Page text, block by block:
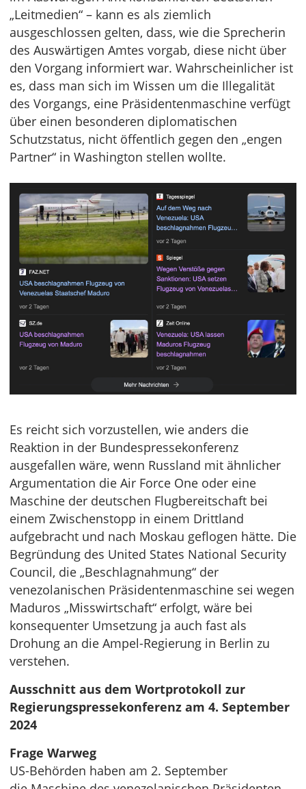
„Leitmedien“ – kann es als ziemlich
ausgeschlossen gelten, dass, wie die Sprecherin
des Auswärtigen Amtes vorgab, diese nicht über
den Vorgang informiert war. Wahrscheinlicher ist
es, dass man sich im Wissen um die Illegalität
des Vorgangs, eine Präsidentenmaschine verfügt
über einen besonderen diplomatischen
Schutzstatus, nicht öffentlich gegen den „engen
Partner“ in Washington stellen wollte.
Es reicht sich vorzustellen, wie anders die
Reaktion in der Bundespressekonferenz
ausgefallen wäre, wenn Russland mit ähnlicher
Argumentation die Air Force One oder eine
Maschine der deutschen Flugbereitschaft bei
einem Zwischenstopp in einem Drittland
aufgebracht und nach Moskau geflogen hätte. Die
Begründung des United States National Security
Council, die „Beschlagnahmung“ der
venezolanischen Präsidentenmaschine sei wegen
Maduros „Misswirtschaft“ erfolgt, wäre bei
konsequenter Umsetzung ja auch fast als
Drohung an die Ampel-Regierung in Berlin zu
verstehen.
Ausschnitt aus dem Wortprotokoll zur
Regierungspressekonferenz am 4. September
2024
Frage Warweg
US-Behörden haben am 2. September